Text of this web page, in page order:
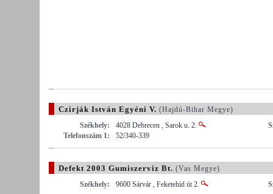
Czirják István Egyéni V. (Hajdú-Bihar Megye)
Székhely:
4028 Debrecen , Sarok u. 2.
Telefonszám 1:
52/340-339
Defekt 2003 Gumiszerviz Bt. (Vas Megye)
Székhely:
9600 Sárvár , Feketehíd út 2.